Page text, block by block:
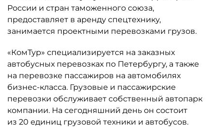
России и стран таможенного союза,
предоставляет в аренду спецтехнику,
занимается проектными перевозками грузов.
«КомТур» специализируется на заказных
автобусных перевозках по Петербургу, а также
на перевозке пассажиров на автомобилях
бизнес-класса. Грузовые и пассажирские
перевозки обслуживает собственный автопарк
компании. На сегодняшний день он состоит
из 20 единиц грузовой техники и автобусов.